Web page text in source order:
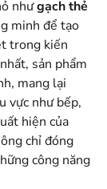
nhưgạch thẻ
minh để tạo
trong kiến
sản phẩm
mang lại
vực như bếp,
hiện của
chỉ đóng
công năng